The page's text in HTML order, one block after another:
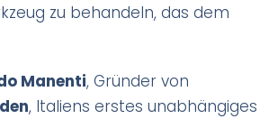
zu behandeln, das dem
Manenti, Gründer von
, Italiens erstes unabhängiges